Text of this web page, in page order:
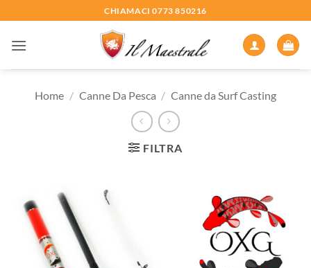
ai
contenuti
CHIAMACI 0773 850216
Home / Canne Da Pesca / Canne da Surf Casting
FILTRA